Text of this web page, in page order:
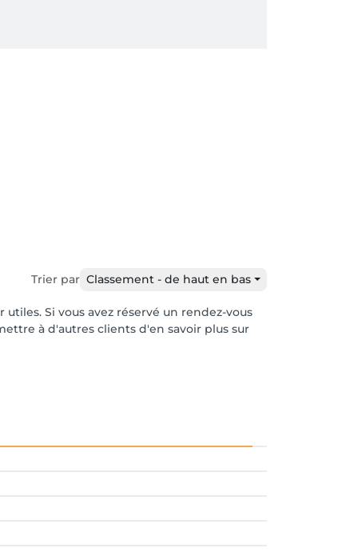
Trier par Classement - de haut en bas
Si vous avez réservé un rendez-vous
à d'autres clients d'en savoir plus sur